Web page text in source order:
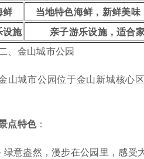
鲜
当地特色海鲜，新鲜美味
设施
亲子游乐设施，适合
、金山城市公园
山城市公园位于金山新城核心
点特色：
绿意盎然，漫步在公园里，感受